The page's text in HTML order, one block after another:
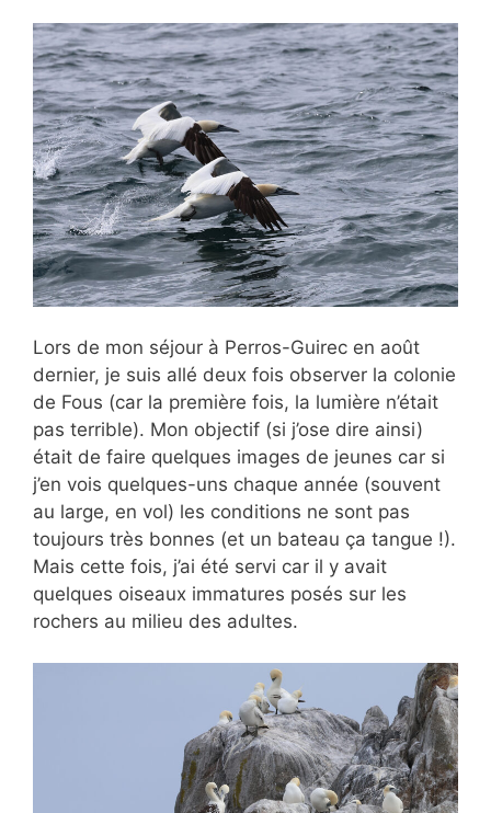
Lors de mon séjour à Perros-Guirec en août
dernier, je suis allé deux fois observer la colonie
de Fous (car la première fois, la lumière n’était
pas terrible). Mon objectif (si j’ose dire ainsi)
était de faire quelques images de jeunes car si
j’en vois quelques-uns chaque année (souvent
au large, en vol) les conditions ne sont pas
toujours très bonnes (et un bateau ça tangue !).
Mais cette fois, j’ai été servi car il y avait
quelques oiseaux immatures posés sur les
rochers au milieu des adultes.